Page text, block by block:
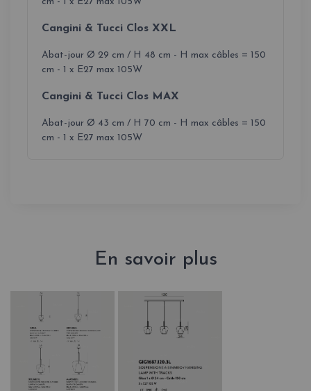
Cangini & Tucci Clos XXL
Abat-jour Ø 29 cm / H 48 cm - H max câbles = 150
cm - 1 x E27 max 105W
Cangini & Tucci Clos MAX
Abat-jour Ø 43 cm / H 70 cm - H max câbles = 150
cm - 1 x E27 max 105W
En savoir plus